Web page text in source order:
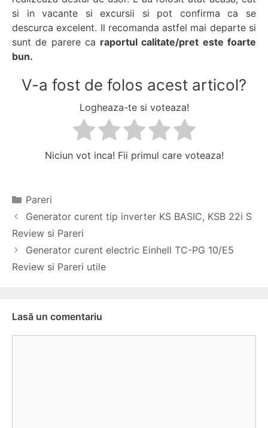
si in vacante si excursii si pot confirma ca se
descurca excelent. Il recomanda astfel mai departe si
sunt de parere ca raportul calitate/pret este foarte
bun.
V-a fost de folos acest articol?
Logheaza-te si voteaza!
Niciun vot inca! Fii primul care voteaza!
Categorii
Pareri
Navigare
în
articol
Generator curent tip inverter KS BASIC, KSB 22i S
Review si Pareri
Generator curent electric Einhell TC-PG 10/E5
Review si Pareri utile
Lasă un comentariu